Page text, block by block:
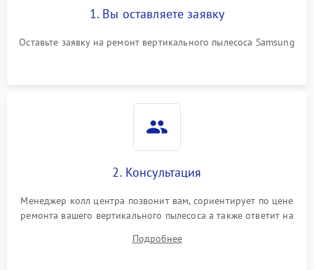
1. Вы оставляете заявку
Оставьте заявку на ремонт вертикального пылесоса Samsung
2. Консультация
Менеджер колл центра позвонит вам, сориентирует по цене
ремонта вашего вертикального пылесоса а также ответит на
Подробнее